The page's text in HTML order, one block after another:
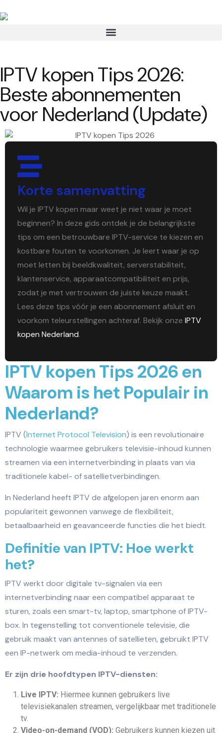
IPTV kopen Tips 2026:
Beste abonnementen
voor Nederland (Update)
Korte samenvatting
Wil je IPTV kopen maar weet je niet waar je moet
beginnen? In deze gids ontdek je de belangrijkste
tips om een betrouwbare IPTV-service te kiezen en
kostbare fouten te voorkomen. Je leert waar je op
moet letten bij beeldkwaliteit, serverstabiliteit,
klantenservice, apparaatcompatibiliteit en prijs,
zodat je met vertrouwen de juiste keuze maakt.
Lees deze tips vóór je een abonnement afsluit en
voorkom teleurstellingen achteraf. Bekijk onze IPTV
kopen Nederland.
IPTV kopen Tips 2026 en
Waarom is het Populair in
Nederland?
IPTV (Internet Protocol Television) is een revolutionaire
technologie waarmee gebruikers televisie-inhoud kunnen
streamen via een internetverbinding in plaats van via
traditionele kabel- of satellietverbindingen.
In Nederland heeft IPTV de afgelopen jaren enorm aan
populariteit gewonnen vanwege de flexibiliteit,
betaalbaarheid en geavanceerde functies die het biedt.
Definitie van IPTV: Hoe werkt
het?
IPTV werkt door digitale tv-signalen via een
internetverbinding naar een compatibel apparaat te
sturen, zoals een smart-tv, laptop, smartphone of IPTV-
box. In tegenstelling tot conventionele televisie, die
gebruik maakt van antennes of satellieten, gebruikt IPTV
een IP-netwerk om media-inhoud te verzenden.
Er zijn drie hoofdtypen IPTV-diensten:
Live IPTV: Hiermee kunnen gebruikers live
televisiekanalen streamen, vergelijkbaar met traditionele
tv.
Video-on-demand (VOD): Gebruikers kunnen kiezen uit